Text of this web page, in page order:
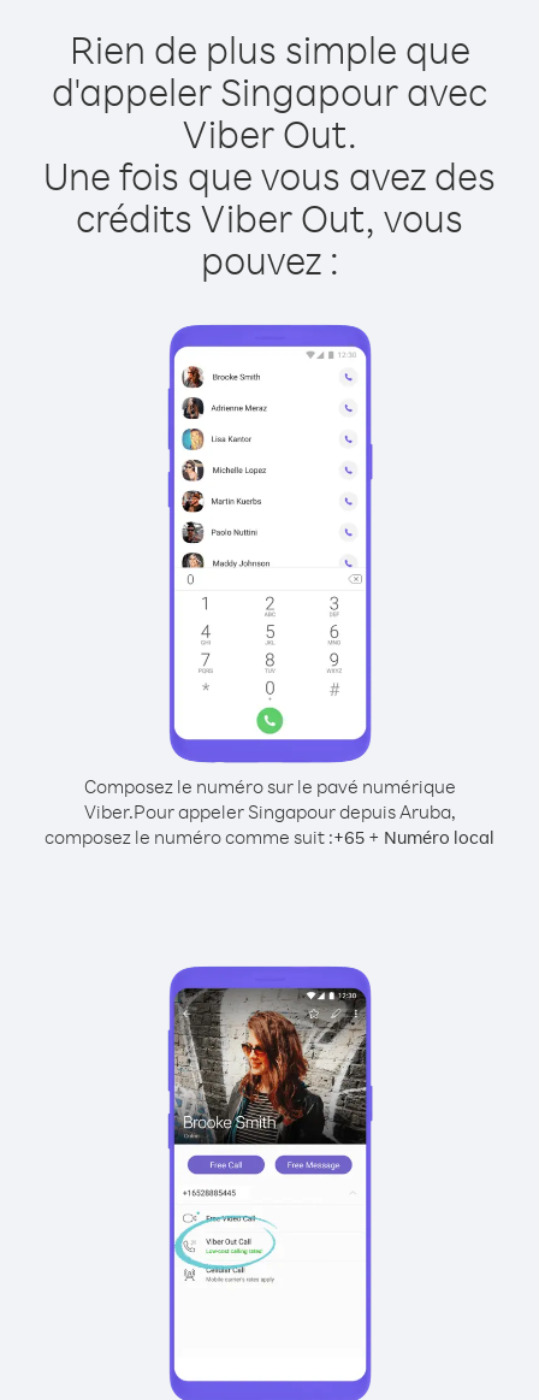
Rien de plus simple que
d'appeler Singapour avec
Viber Out.
Une fois que vous avez des
crédits Viber Out, vous
pouvez :
Composez le numéro sur le pavé numérique
Viber.Pour appeler Singapour depuis Aruba,
composez le numéro comme suit :+65 + Numéro local